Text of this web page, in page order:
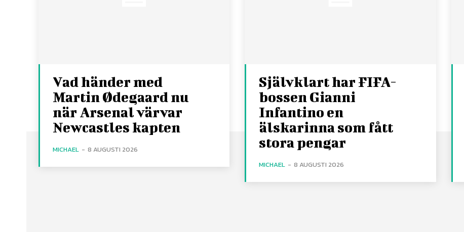
Vad händer med
Martin Ødegaard nu
när Arsenal värvar
Newcastles kapten
MICHAEL - 8 AUGUSTI 2026
Självklart har FIFA-
bossen Gianni
Infantino en
älskarinna som fått
stora pengar
MICHAEL - 8 AUGUSTI 2026